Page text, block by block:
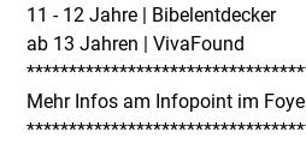
11 - 12 Jahre | Bibelentdecker
ab 13 Jahren | VivaFound
Mehr Infos am Infopoint im